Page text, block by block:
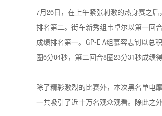
7月26日，在上午紧张刺激的热身赛之
排名第二。街车新秀组韦卓尔以第一回
成绩排名第一。GP-E A组慕容志钊以总
圈6分04秒，第二回合8圈23分31秒成绩
除了精彩激烈的比赛外，本次黑名单电
一共吸引了近十万名观众观看。除此之